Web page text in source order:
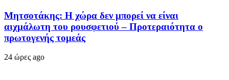
Μητσοτάκης: Η χώρα δεν μπορεί να είναι
αιχμάλωτη του ρουσφετιού – Προτεραιότητα ο
πρωτογενής τομεάς
24 ώρες ago